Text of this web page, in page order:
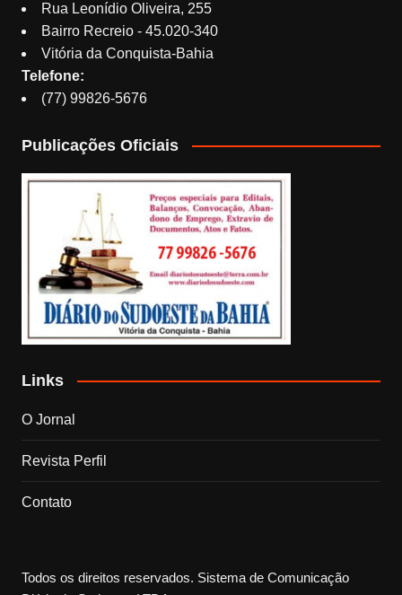
Rua Leonídio Oliveira, 255
Bairro Recreio - 45.020-340
Vitória da Conquista-Bahia
Telefone:
(77) 99826-5676
Publicações Oficiais
Links
O Jornal
Revista Perfil
Contato
Todos os direitos reservados. Sistema de Comunicação